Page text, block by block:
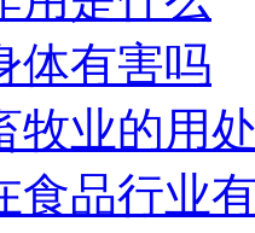
体有害吗
牧业的用
食品行业